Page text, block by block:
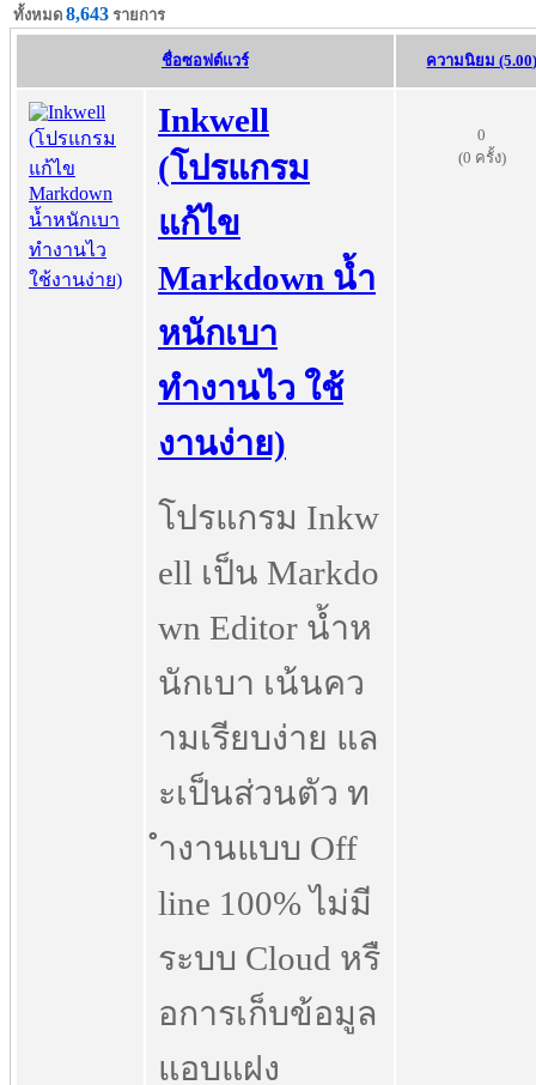
ทั้งหมด 8,643 รายการ
ชื่อซอฟต์แวร์ ความนิยม
Inkwell
(โปรแกรม
แก้ไข
Markdown น้ำ
หนักเบา
ทำงานไว ใช้
งานง่าย)
โปรแกรม Inkw
ell เป็น Markdo
wn Editor น้ำห
นักเบา เน้นคว
ามเรียบง่าย แล
ะเป็นส่วนตัว ท
ำงานแบบ Off
line 100% ไม่มี
ระบบ Cloud หรื
อการเก็บข้อมูล
แอบแฝง
0
(0 ครั้ง)